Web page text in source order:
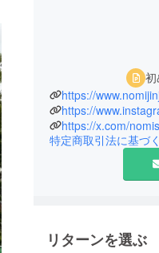
https://
https://
https://x.com/
特定商取引法に基づ
リターンを選ぶ